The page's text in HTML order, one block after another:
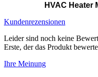
HVAC Heater
Kundenrezensionen
Leider sind noch keine
Erste, der das Produkt
Ihre Meinung